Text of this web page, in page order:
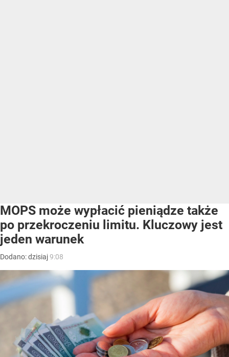
MOPS może wypłacić pieniądze także
po przekroczeniu limitu. Kluczowy jest
jeden warunek
Dodano:dzisiaj9:08